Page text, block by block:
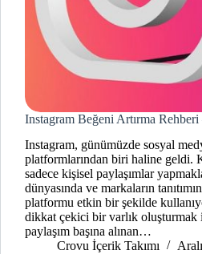
Instagram Beğeni Artırma
Instagram, günümüzde sosyal
platformlarından biri haline geldi.
sadece kişisel paylaşımlar
dünyasında ve markaların
platformu etkin bir şekilde
dikkat çekici bir varlık oluşturmak
paylaşım başına alınan…
Crovu İçerik Takımı